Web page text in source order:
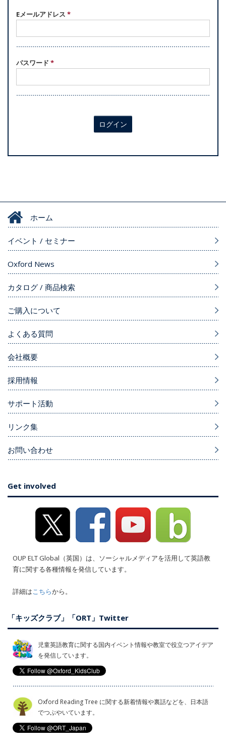
Eメールアドレス *
パスワード *
ログイン
ホーム
イベント / セミナー
Oxford News
カタログ / 商品検索
ご購入について
よくある質問
会社概要
採用情報
サポート活動
リンク集
お問い合わせ
Get involved
OUP ELT Global（英国）は、ソーシャルメディアを活用して英語教
育に関する各種情報を発信しています。
詳細はこちらから。
「キッズクラブ」「ORT」Twitter
児童英語教育に関する国内イベント情報や教室で役立つアイデア
を発信しています。
Oxford Reading Tree に関する新着情報や裏話などを、日本語
でつぶやいています。